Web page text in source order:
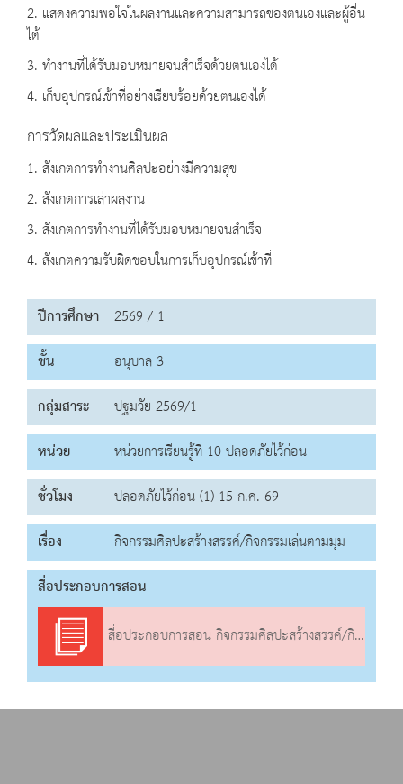
2. แสดงความพอใจในผลงานและความสามารถของตนเองและผู้อื่น
ได้
3. ทำงานที่ได้รับมอบหมายจนสำเร็จด้วยตนเองได้
4. เก็บอุปกรณ์เข้าที่อย่างเรียบร้อยด้วยตนเองได้
การวัดผลและประเมินผล
1. สังเกตการทำงานศิลปะอย่างมีความสุข
2. สังเกตการเล่าผลงาน
3. สังเกตการทำงานที่ได้รับมอบหมายจนสำเร็จ
4. สังเกตความรับผิดชอบในการเก็บอุปกรณ์เข้าที่
ปีการศึกษา 2569 / 1
ชั้น
อนุบาล 3
กลุ่มสาระ
ปฐมวัย 2569/1
หน่วย
หน่วยการเรียนรู้ที่ 10 ปลอดภัยไว้ก่อน
ชั่วโมง
ปลอดภัยไว้ก่อน (1) 15 ก.ค. 69
เรื่อง
กิจกรรมศิลปะสร้างสรรค์/กิจกรรมเล่นตามมุม
สื่อประกอบการสอน
สื่อประกอบการสอน กิจกรรมศิลปะสร้างสรรค์/กิจกรรมเล่นตามมุม